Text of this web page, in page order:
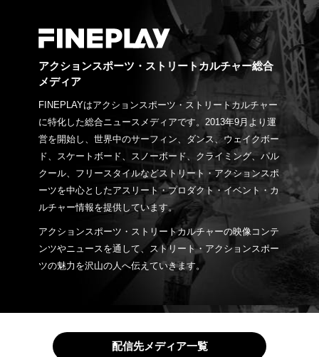
アクションスポーツ・ストリートカルチャー総合
メディア
FINEPLAYはアクションスポーツ・ストリートカルチャー
に特化した総合ニュースメディアです。2013年9月より運
営を開始し、世界中のサーフィン、ダンス、ウェイクボー
ド、スケートボード、スノーボード、クライミング、パル
クール、フリースタイルなどストリート・アクションスポ
ーツを中心としたアスリート・プロダクト・イベント・カ
ルチャー情報を提供しています。
アクションスポーツ・ストリートカルチャーの映像コンテ
ンツやニュースを通して、ストリート・アクションスポー
ツの魅力を沢山の人へ伝えていきます。
配信先メディア一覧